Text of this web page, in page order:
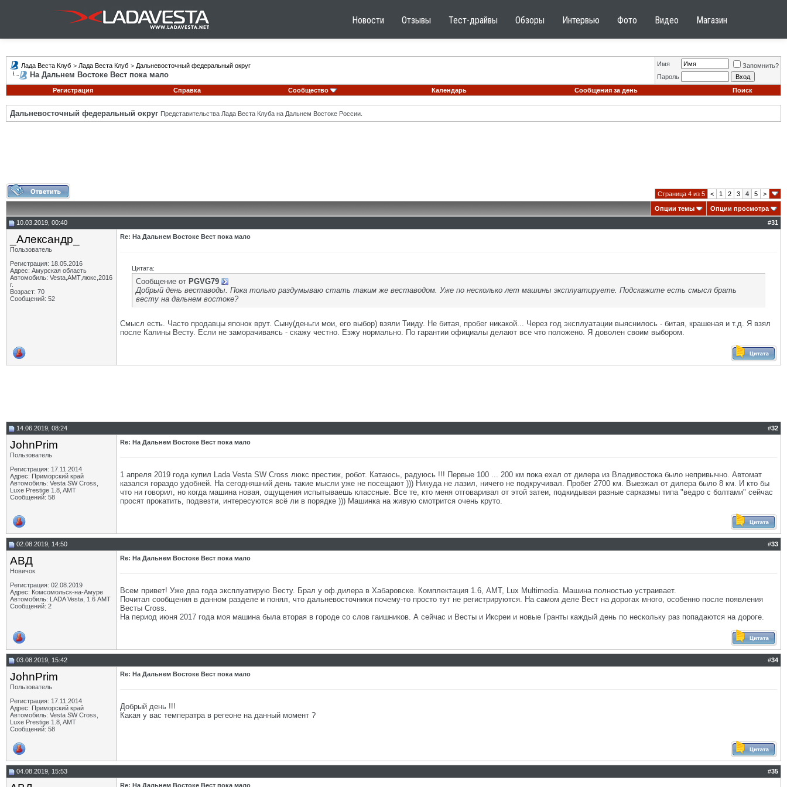
Новости Отзывы Тест-драйвы Обзоры Интервью Фото Видео Магазин
Лада Веста Клуб > Лада Веста Клуб > Дальневосточный федеральный округ
На Дальнем Востоке Вест пока мало
Имя
Запомнить?
Пароль
Регистрация
Справка Сообщество Календарь Сообщения за день Поиск
Дальневосточный федеральный округ Представительства Лада Веста Клуба на Дальнем Востоке России.
Страница 4 из 5 < 1 2 3 4 5 >
Опции темы
Опции просмотра
10.03.2019, 00:40
#31
_Александр_
Пользователь
Регистрация: 18.05.2016
Адрес: Амурская область
Автомобиль: Vesta,АМТ,люкс,2016
г.
Возраст: 70
Сообщений: 52
Re: На Дальнем Востоке Вест пока мало
Цитата:
Сообщение от PGVG79
Добрый день веставоды. Пока только раздумываю стать таким же веставодом. Уже по несколько лет машины эксплуатируете. Подскажите есть смысл брать
весту на дальнем востоке?
Смысл есть. Часто продавцы японок врут. Сыну(деньги мои, его выбор) взяли Тииду. Не битая, пробег никакой... Через год эксплуатации выяснилось - битая, крашеная и т.д. Я взял
после Калины Весту. Если не заморачиваясь - скажу честно. Езжу нормально. По гарантии официалы делают все что положено. Я доволен своим выбором.
14.06.2019, 08:24 #32
JohnPrim
Пользователь
Регистрация: 17.11.2014
Адрес: Приморский край
Автомобиль: Vesta SW Cross,
Luxe Prestige 1.8, AMT
Сообщений: 58
Re: На Дальнем Востоке Вест пока мало
1 апреля 2019 года купил Lada Vesta SW Cross люкс престиж, робот. Катаюсь, радуюсь !!! Первые 100 ... 200 км пока ехал от дилера из Владивостока было непривычно. Автомат
казался гораздо удобней. На сегодняшний день такие мысли уже не посещают ))) Никуда не лазил, ничего не подкручивал. Пробег 2700 км. Выезжал от дилера было 8 км. И кто бы
что ни говорил, но когда машина новая, ощущения испытываешь классные. Все те, кто меня отговаривал от этой затеи, подкидывая разные сарказмы типа "ведро с болтами" сейчас
просят прокатить, подвезти, интересуются всё ли в порядке ))) Машинка на живую смотрится очень круто.
02.08.2019, 14:50 #33
АВД
Новичок
Регистрация: 02.08.2019
Адрес: Комсомольск-на-Амуре
Автомобиль: LADA Vesta, 1.6 АМТ
Сообщений: 2
Re: На Дальнем Востоке Вест пока мало
Всем привет! Уже два года эксплуатирую Весту. Брал у оф.дилера в Хабаровске. Комплектация 1.6, АМТ, Lux Multimedia. Машина полностью устраивает.
Почитал сообщения в данном разделе и понял, что дальневосточники почему-то просто тут не регистрируются. На самом деле Вест на дорогах много, особенно после появления
Весты Cross.
На период июня 2017 года моя машина была вторая в городе со слов гаишников. А сейчас и Весты и Иксреи и новые Гранты каждый день по нескольку раз попадаются на дороге.
03.08.2019, 15:42 #34
JohnPrim
Пользователь
Регистрация: 17.11.2014
Адрес: Приморский край
Автомобиль: Vesta SW Cross,
Luxe Prestige 1.8, AMT
Сообщений: 58
Re: На Дальнем Востоке Вест пока мало
Добрый день !!!
Какая у вас температра в регеоне на данный момент ?
04.08.2019, 15:53 #35
Re: На Дальнем Востоке Вест пока мало